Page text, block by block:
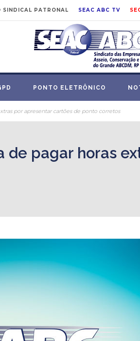
SINDICAL PATRONAL SEAC ABC TV
PONTO ELETRÔNICO
por apresentar cartões de ponto corretos
de pagar horas